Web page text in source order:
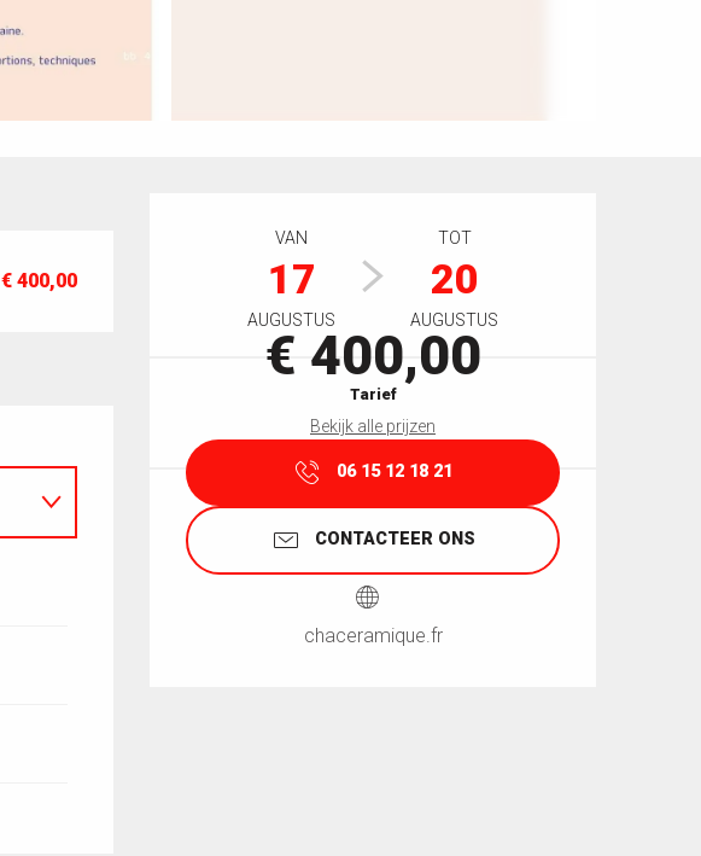
VAN
17
AUGUSTUS
TOT
20
AUGUSTUS
€ 400,00
Tarief
Bekijk alle prijzen
06 15 12 18 21
CONTACTEER ONS
chaceramique.fr
€ 400,00